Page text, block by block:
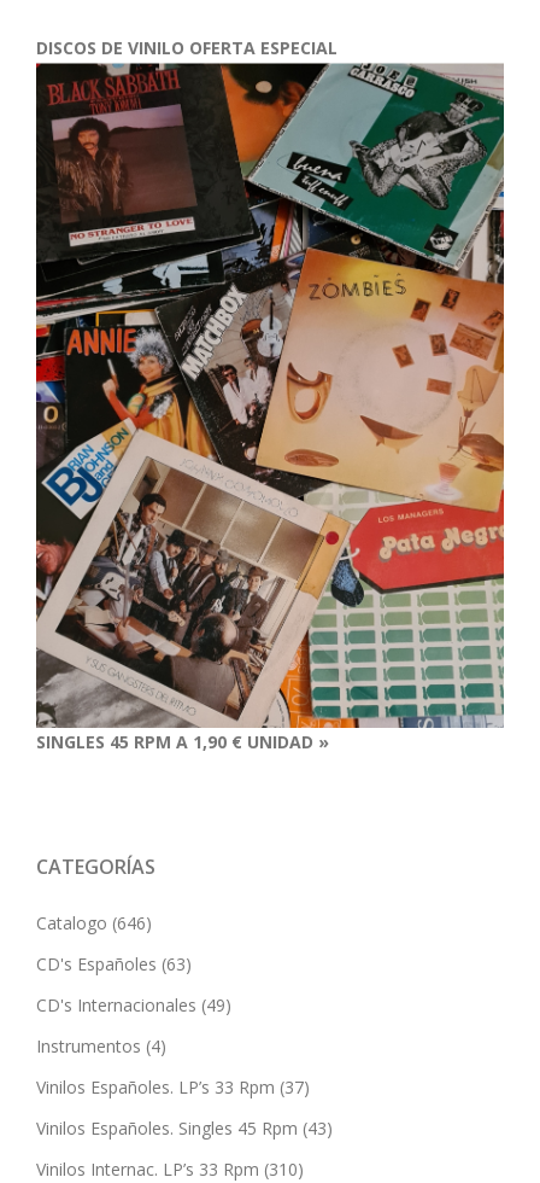
DISCOS DE VINILO OFERTA ESPECIAL
SINGLES 45 RPM A 1,90 € UNIDAD »
CATEGORÍAS
Catalogo (646)
CD's Españoles (63)
CD's Internacionales (49)
Instrumentos (4)
Vinilos Españoles. LP’s 33 Rpm (37)
Vinilos Españoles. Singles 45 Rpm (43)
Vinilos Internac. LP’s 33 Rpm (310)